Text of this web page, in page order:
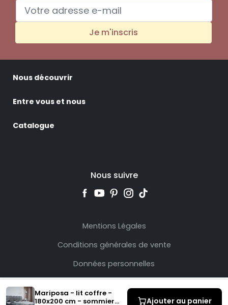
Mariposa - lit coffre -
180x200 cm - sommier
Ajouter au panier
Je m'inscris
Nous découvrir
Entre vous et nous
Catalogue
Nous suivre
Mentions Légales
Conditions générales de vente
Données personnelles